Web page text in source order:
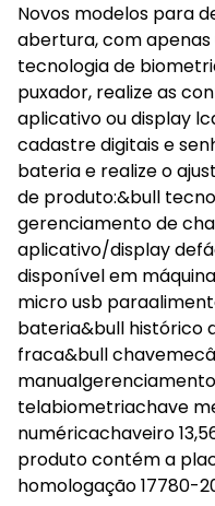
Novos modelos para
abertura, com
tecnologia de
puxador, realize as
aplicativo ou display
cadastre digitais e
bateria e realize o
de produto:&bull
gerenciamento de
aplicativo/display
disponível em
micro usb
bateria&bull histórico
fraca&bull
telabiometriachave
numéricachaveiro
produto contém a
homologação 17780-